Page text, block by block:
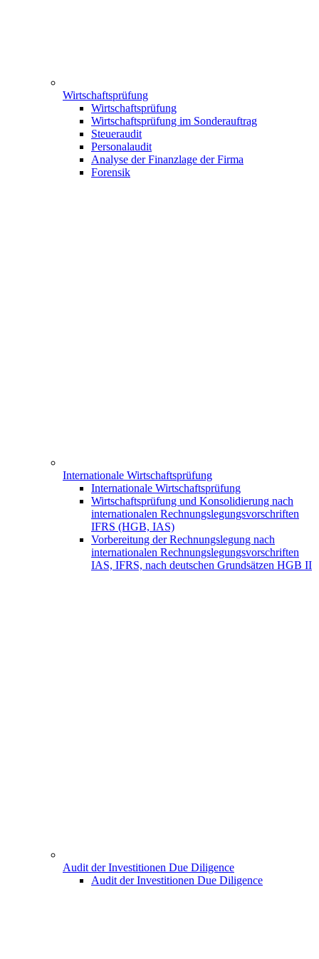
Wirtschaftsprüfung
Wirtschaftsprüfung
Wirtschaftsprüfung im Sonderauftrag
Steueraudit
Personalaudit
Analyse der Finanzlage der Firma
Forensik
Internationale Wirtschaftsprüfung
Internationale Wirtschaftsprüfung
Wirtschaftsprüfung und Konsolidierung nach
internationalen Rechnungslegungsvorschriften
IFRS (HGB, IAS)
Vorbereitung der Rechnungslegung nach
internationalen Rechnungslegungsvorschriften
IAS, IFRS, nach deutschen Grundsätzen HGB II
Audit der Investitionen Due Diligence
Audit der Investitionen Due Diligence